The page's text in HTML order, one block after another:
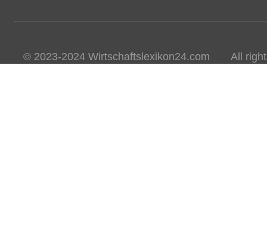
© 2023-2024 Wirtschaftslexikon24.com All